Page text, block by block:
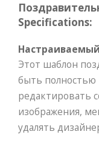
Specifications:
Этот шаблон
быть полностью
редактировать
изображения,
удалять